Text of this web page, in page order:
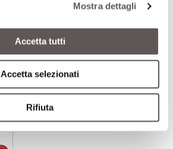
Mostra dettagli
Accetta tutti
Accetta selezionati
Rifiuta